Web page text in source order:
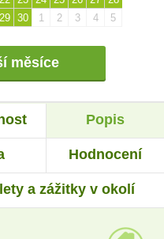
29 30 1 2 3 4 5
měsíce
Popis
Hodnocení
a zážitky v okolí